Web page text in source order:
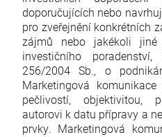
doporučujících nebo
pro zveřejnění konkrétních
zájmů nebo jakékoli
investičního
256/2004 Sb., o
Marketingová
pečlivostí, objektivitou,
autorovi k datu přípravy a
prvky. Marketingová